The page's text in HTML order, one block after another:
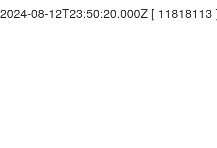
2024-08-12T23:50:20.000Z [ 11818113